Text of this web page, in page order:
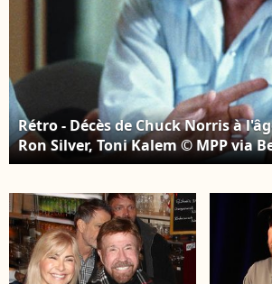
Rétro - Décès de Chuck Norris à
Ron Silver, Toni Kalem © MPP via